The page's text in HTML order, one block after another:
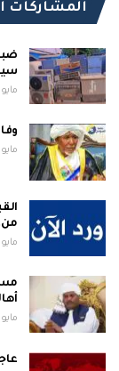
المشاركات
مايو 31, 2026
مايو 31, 2026
مايو 31, 2026
مايو 31, 2026